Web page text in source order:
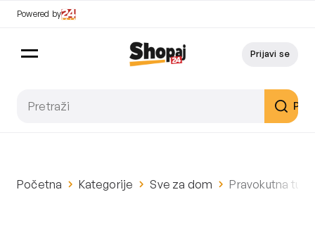
Powered by
Prijavi se
Početna Kategorije Sve za dom Pravokutna tuš